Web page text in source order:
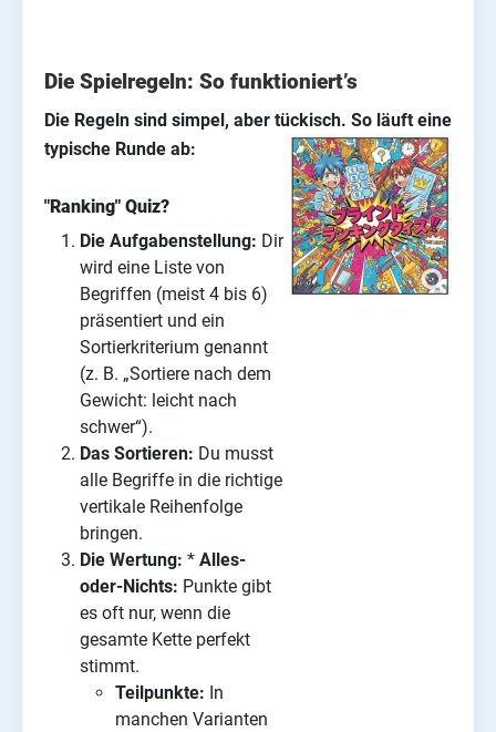
Die Spielregeln: So funktioniert’s
Die Regeln sind simpel, aber tückisch. So läuft eine
typische Runde ab:
"Ranking" Quiz?
Die Aufgabenstellung: Dir
wird eine Liste von
Begriffen (meist 4 bis 6)
präsentiert und ein
Sortierkriterium genannt
(z. B. „Sortiere nach dem
Gewicht: leicht nach
schwer“).
Das Sortieren: Du musst
alle Begriffe in die richtige
vertikale Reihenfolge
bringen.
Die Wertung: * Alles-
oder-Nichts: Punkte gibt
es oft nur, wenn die
gesamte Kette perfekt
stimmt.
Teilpunkte: In
manchen Varianten